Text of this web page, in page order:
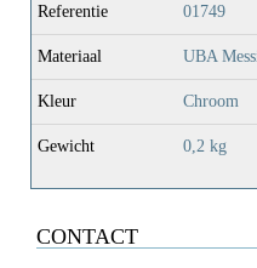
Referentie 01749
Materiaal UBA
Kleur Chroom
Gewicht 0,2 kg
CONTACT